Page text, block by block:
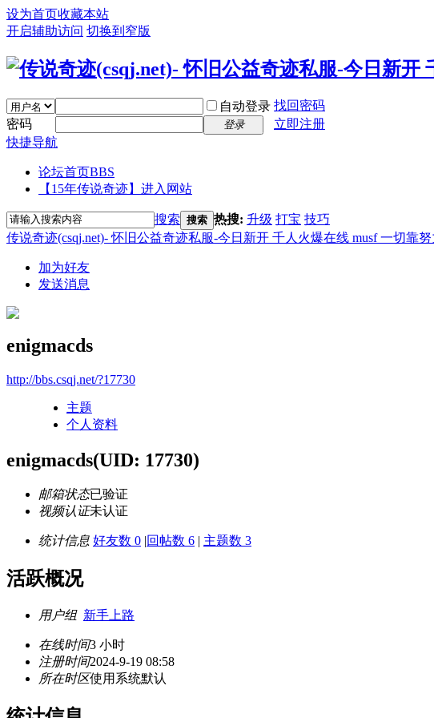
设为首页收藏本站
开启辅助访问 切换到窄版
自动登录 找回密码
密码
登录
立即注册
快捷导航
论坛首页BBS
【15年传说奇迹】进入网站
搜索 搜索 热搜: 升级 打宝 技巧
传说奇迹(csqj.net)- 怀旧公益奇迹私服-今日新开 千人火爆在线 musf 一切靠努
加为好友
发送消息
enigmacds
http://bbs.csqj.net/?17730
主题
个人资料
enigmacds(UID: 17730)
邮箱状态已验证
视频认证未认证
统计信息 好友数 0 |回帖数 6 | 主题数 3
活跃概况
用户组 新手上路
在线时间3 小时
注册时间2024-9-19 08:58
所在时区使用系统默认